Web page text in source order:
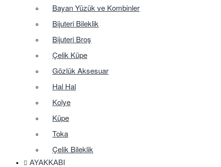
Bayan Yüzük ve Kombinler
Bijuteri Bileklik
Bijuteri Broş
Çelik Küpe
Gözlük Aksesuar
Hal Hal
Kolye
Küpe
Toka
Çelik Bileklik
AYAKKABI